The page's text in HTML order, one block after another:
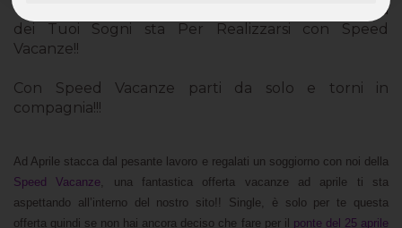
Vacanze ad Aprile con Speed Vacanze: La Vacanza
dei Tuoi Sogni sta Per Realizzarsi con Speed
Vacanze!!
Con Speed Vacanze parti da solo e torni in
compagnia!!!
Ad Aprile stacca dal pesante lavoro e regalati un soggiorno con noi della
Speed Vacanze, una fantastica offerta vacanze ad aprile ti sta
aspettando all’interno del nostro sito!! Single, è solo per te questa
offerta quindi se non hai ancora deciso che fare per il ponte del 25 aprile